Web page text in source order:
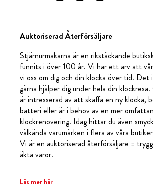
Auktoriserad Återförsäljare
Stjärnurmakarna är en rikstäckande
funnits i över 100 år. Vi har ett arv att
vi oss om dig och din klocka över tid. Det
gärna hjälper dig under hela din
är intresserad av att skaffa en ny klocka,
batteri eller är i behov av en mer
klockrenovering. Idag hittar du även
välkända varumärken i flera av våra
Vi är en auktoriserad återförsäljare =
äkta varor.
Läs mer här